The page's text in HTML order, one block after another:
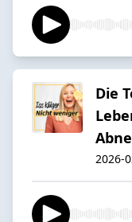
Die
2026-